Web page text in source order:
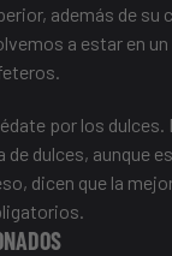
además de su
a estar en
por los dulces.
dulces, aunque
dicen que la